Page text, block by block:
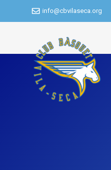
info@cbvilaseca.org